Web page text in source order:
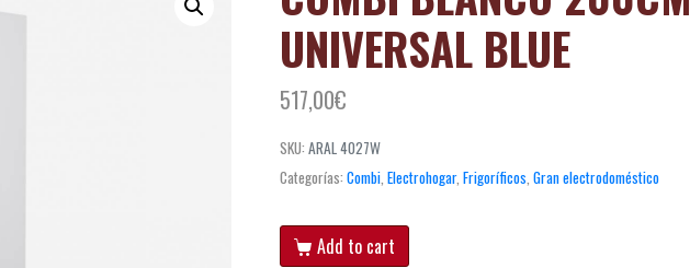
UNIVERSAL BLUE
517,00€
SKU: ARAL 4027W
Categorías: Combi, Electrohogar, Frigoríficos, Gran electrodoméstico
Add to cart